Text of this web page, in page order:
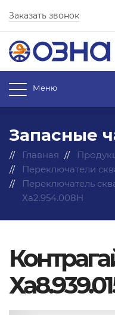
Заказать звонок
Меню
Запасные
Главная
Переключатели
Переключатель
Ха2.954.008Н